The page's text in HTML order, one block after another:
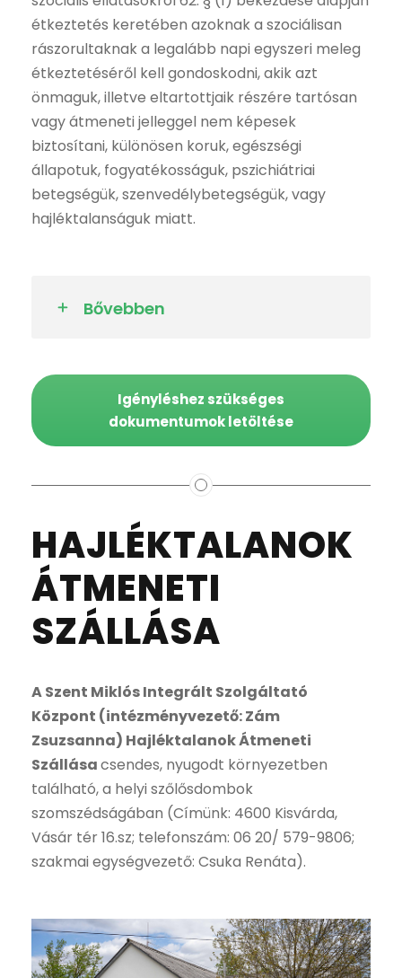
étkeztetés keretében azoknak a szociálisan
rászorultaknak a legalább napi egyszeri meleg
étkeztetéséről kell gondoskodni, akik azt
önmaguk, illetve eltartottjaik részére tartósan
vagy átmeneti jelleggel nem képesek
biztosítani, különösen koruk, egészségi
állapotuk, fogyatékosságuk, pszichiátriai
betegségük, szenvedélybetegségük, vagy
hajléktalanságuk miatt.
Bővebben
Igényléshez szükséges
dokumentumok letöltése
HAJLÉKTALANOK
ÁTMENETI
SZÁLLÁSA
A Szent Miklós Integrált Szolgáltató
Központ (intézményvezető: Zám
Zsuzsanna) Hajléktalanok Átmeneti
Szállásacsendes, nyugodt környezetben
található, a helyi szőlősdombok
szomszédságában (Címünk: 4600 Kisvárda,
Vásár tér 16.sz; telefonszám: 06 20/ 579-9806;
szakmai egységvezető: Csuka Renáta).